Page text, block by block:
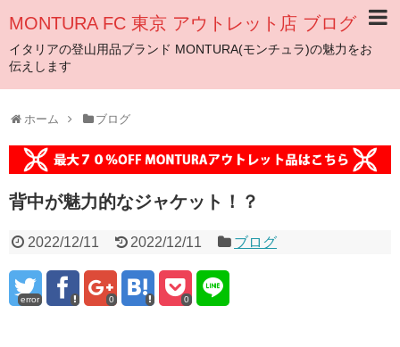
MONTURA FC 東京 アウトレット店 ブログ
イタリアの登山用品ブランド MONTURA(モンチュラ)の魅力をお
伝えします
ホーム ブログ
背中が魅力的なジャケット！？
2022/12/11 2022/12/11 ブログ
error 0 0